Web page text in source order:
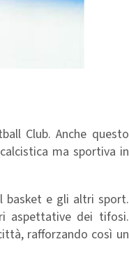
Club. Anche questo
ma sportiva in
basket e gli altri sport.
aspettative dei tifosi.
rafforzando così un